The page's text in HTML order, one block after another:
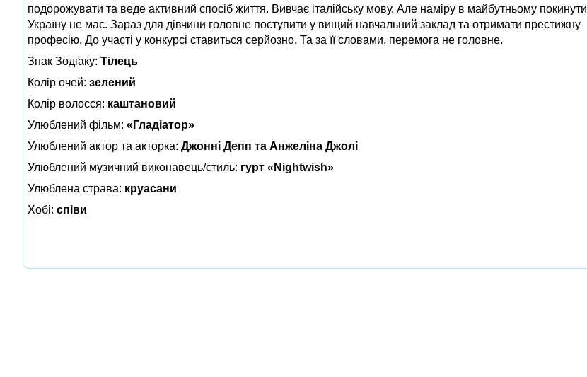
подорожувати та веде активний спосіб життя. Вивчає італійську мову. Але наміру в майбутньому покинути
Україну не має. Зараз для дівчини головне поступити у вищий навчальний заклад та отримати престижну
професію. До участі у конкурсі ставиться серйозно. Та за її словами, перемога не головне.
Знак Зодіаку: Тілець
Колір очей: зелений
Колір волосся: каштановий
Улюблений фільм: «Гладіатор»
Улюблений актор та акторка: Джонні Депп та Анжеліна Джолі
Улюблений музичний виконавець/стиль: гурт «Nightwish»
Улюблена страва: круасани
Хобі: співи